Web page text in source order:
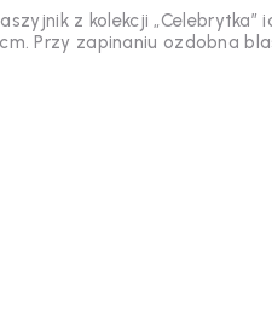
z kolekcji „Celebrytka”
Przy zapinaniu ozdobna